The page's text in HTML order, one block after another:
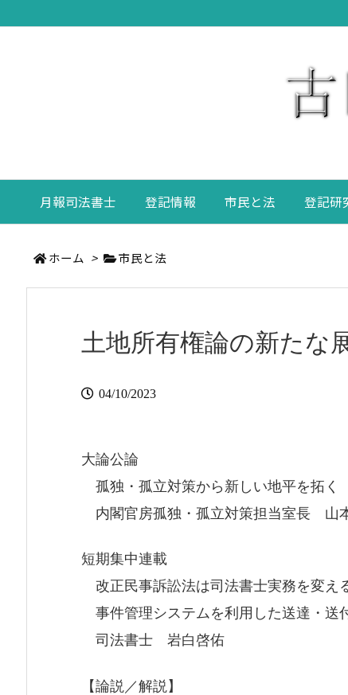
月報司法書士 登記情報 市民と法 登記研
ホーム > 市民と法
土地所有権論の新たな
04/10/2023
大論公論
孤独・孤立対策から新しい地平を拓く
内閣官房孤独・孤立対策担当室長 山
短期集中連載
改正民事訴訟法は司法書士実務を変え
事件管理システムを利用した送達・送
司法書士 岩白啓佑
【論説／解説】